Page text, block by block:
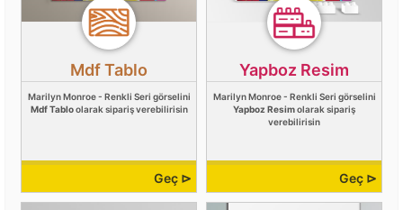
Mdf Tablo
Marilyn Monroe - Renkli Seri görselini
Mdf Tabloolarak sipariş verebilirisin
Geç ⊳
Yapboz Resim
Marilyn Monroe - Renkli Seri görselini
Yapboz Resimolarak sipariş
verebilirisin
Geç ⊳